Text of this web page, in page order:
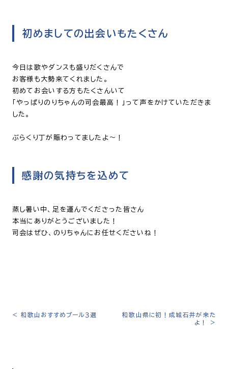
初めましての出会いもたくさん
今日は歌やダンスも盛りだくさんで
お客様も大勢来てくれました。
初めてお会いする方もたくさんいて
「やっぱりのりちゃんの司会最高！」って声をかけていただきま
した。
ぶらくり丁が賑わってましたよ〜！
感謝の気持ちを込めて
蒸し暑い中、足を運んでくださった皆さん
本当にありがとうございました！
司会はぜひ、のりちゃんにお任せくださいね！
投
< 和歌山おすすめプール３選
和歌山県に初！成城石井が来た
よ！
>